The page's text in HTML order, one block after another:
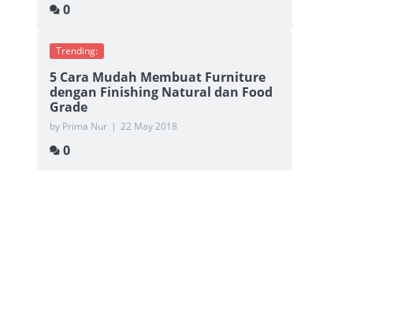
0
Trending:
5 Cara Mudah Membuat Furniture
dengan Finishing Natural dan Food
Grade
by Prima Nur | 22 May 2018
0